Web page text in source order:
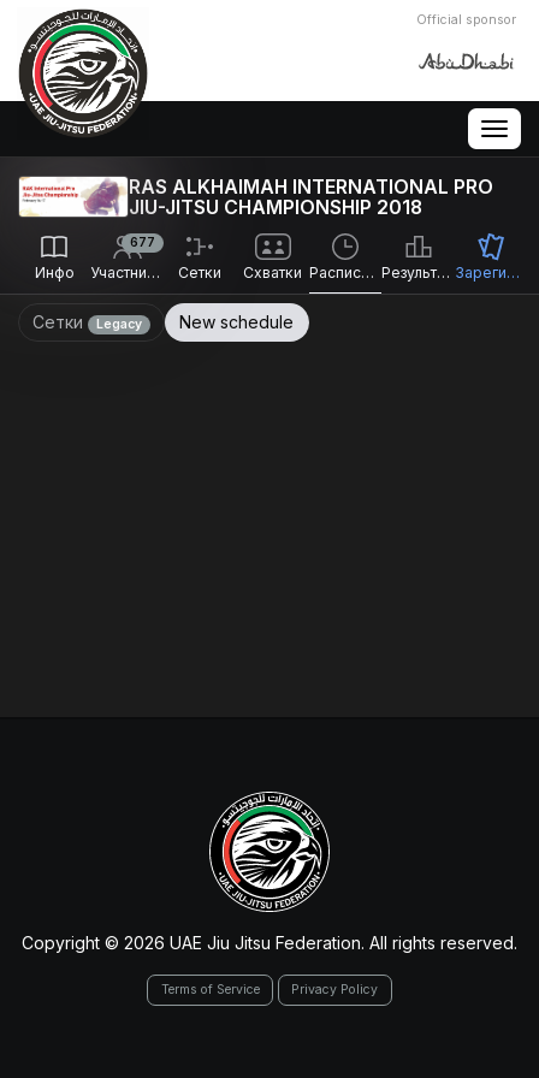
Official sponsor
RAS ALKHAIMAH INTERNATIONAL PRO
JIU-JITSU CHAMPIONSHIP 2018
Инфо Участники
677
Сетки Схватки Расписание Результаты Зарегистрироваться
Сетки Legacy New schedule
Copyright © 2026 UAE Jiu Jitsu Federation. All rights reserved.
Terms of Service Privacy Policy